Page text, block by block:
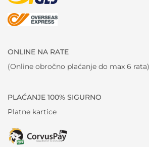
ONLINE NA RATE
(Online obročno plaćanje do max 6 rata)
PLAĆANJE 100% SIGURNO
Platne kartice